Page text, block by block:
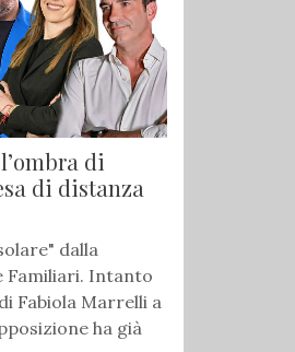
di
di distanza
dalla
Familiari. Intanto
Fabiola Marrelli a
ha già